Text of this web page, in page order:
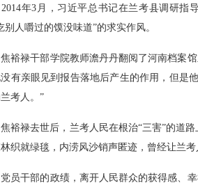
年3月，习近平总书记在兰考县调研指
别人嚼过的馍没味道”的求实作风。
禄干部学院教师澹丹丹翻阅了河南档案馆
有亲眼见到报告落地后产生的作用，但是
考人。”
禄去世后，兰考人民在根治“三害”的道路
织就绿毯，内涝风沙销声匿迹，曾经让兰
干部的政绩，离开人民群众的获得感、幸